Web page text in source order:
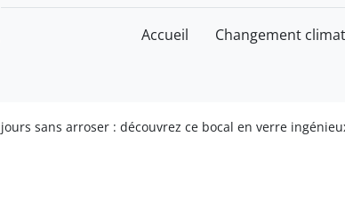
Accueil Changement
jours sans arroser : découvrez ce bocal en verre